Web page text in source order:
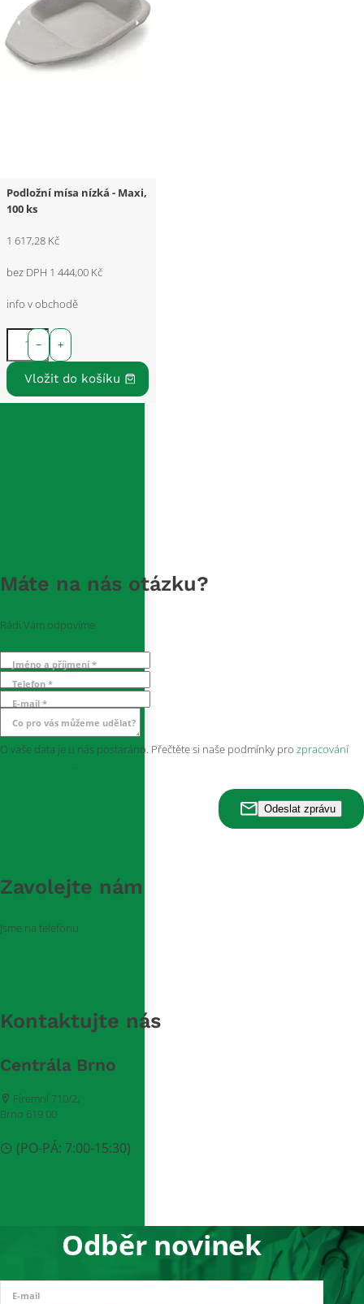
Podložní mísa nízká - Maxi,
100 ks
1 617,28 Kč
bez DPH 1 444,00 Kč
info v obchodě
+
−
Máte na nás otázku?
Rádi Vám odpovíme
Jméno a příjmení *
Telefon *
E-mail *
Co pro vás můžeme udělat?
O vaše data je u nás postaráno. Přečtěte si naše podmínky pro zpracování
.
Zavolejte nám
Jsme na telefonu
Kontaktujte nás
Centrála Brno
Firemní 710/2,
Brno 619 00
(PO-PÁ: 7:00-15:30)
Odběr novinek
E-mail